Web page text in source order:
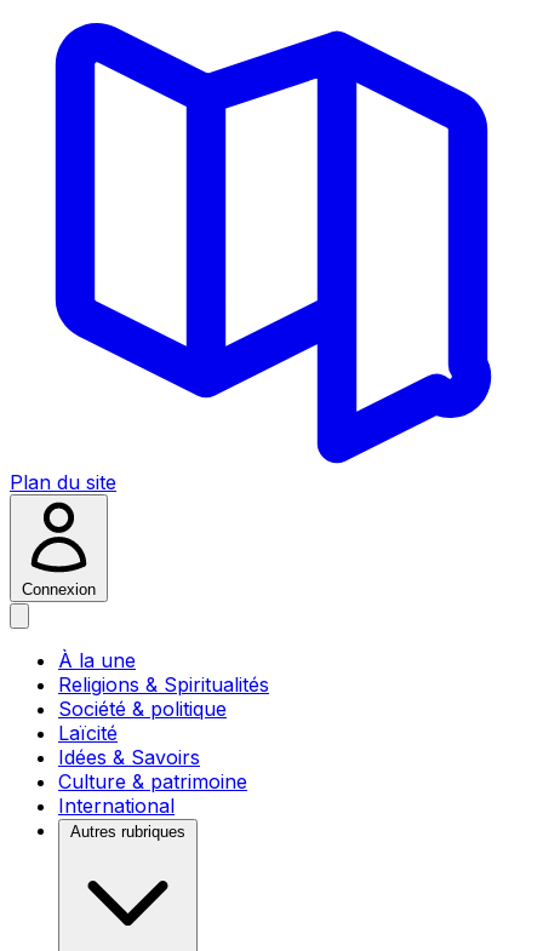
Plan du site
Connexion
À la une
Religions & Spiritualités
Société & politique
Laïcité
Idées & Savoirs
Culture & patrimoine
International
Autres rubriques